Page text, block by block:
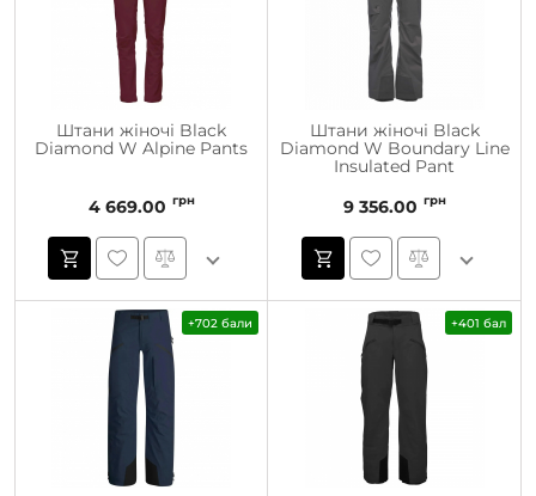
Штани жіночі Black
Diamond W Alpine Pants
4 669.00 грн
Штани жіночі Black
Diamond W Boundary Line
Insulated Pant
9 356.00 грн
+702 бали +401 бал